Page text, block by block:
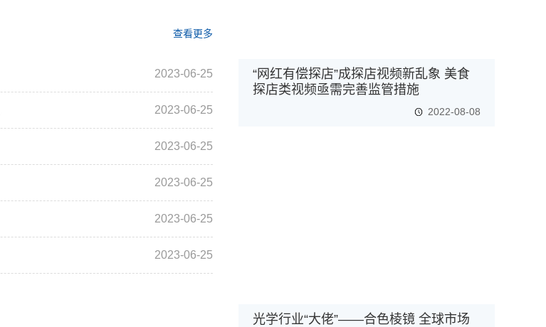
查看更多
2023-06-25
2023-06-25
2023-06-25
2023-06-25
2023-06-25
2023-06-25
“网红有偿探店”成探店视频新乱象 美食
探店类视频亟需完善监管措施
2022-08-08
光学行业“大佬”——合色棱镜 全球市场